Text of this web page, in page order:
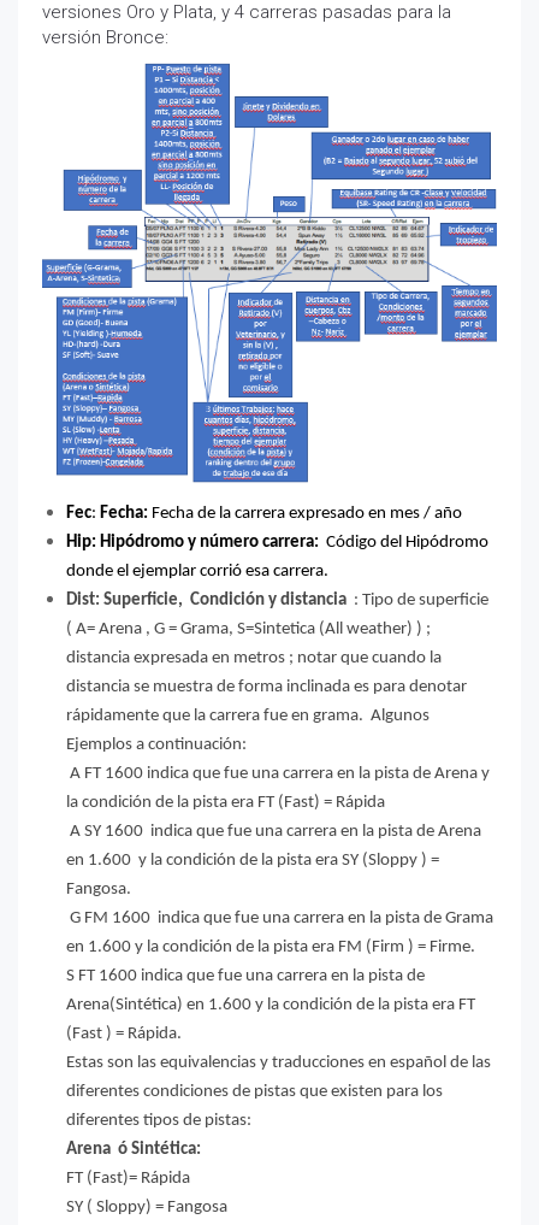
versiones Oro y Plata, y 4 carreras pasadas para la
versión Bronce:
Fec: Fecha: Fecha de la carrera expresado en mes / año
Hip: Hipódromo y número carrera: Código del Hipódromo
donde el ejemplar corrió esa carrera.
Dist: Superficie, Condición y distancia : Tipo de superficie
( A= Arena , G = Grama, S=Sintetica (All weather) ) ;
distancia expresada en metros ; notar que cuando la
distancia se muestra de forma inclinada es para denotar
rápidamente que la carrera fue en grama. Algunos
Ejemplos a continuación:
A FT 1600 indica que fue una carrera en la pista de Arena y
la condición de la pista era FT (Fast) = Rápida
A SY 1600 indica que fue una carrera en la pista de Arena
en 1.600 y la condición de la pista era SY (Sloppy ) =
Fangosa.
G FM 1600 indica que fue una carrera en la pista de Grama
en 1.600 y la condición de la pista era FM (Firm ) = Firme.
S FT 1600 indica que fue una carrera en la pista de
Arena(Sintética) en 1.600 y la condición de la pista era FT
(Fast ) = Rápida.
Estas son las equivalencias y traducciones en español de las
diferentes condiciones de pistas que existen para los
diferentes tipos de pistas:
Arena ó Sintética:
FT (Fast)= Rápida
SY ( Sloppy) = Fangosa